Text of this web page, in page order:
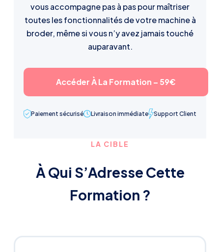
vous accompagne pas à pas pour maîtriser
toutes les fonctionnalités de votre machine à
broder, même si vous n’y avez jamais touché
auparavant.
Accéder À La Formation – 59€
Paiement sécurisé Livraison immédiate Support Client
LA CIBLE
À Qui S’Adresse Cette
Formation ?